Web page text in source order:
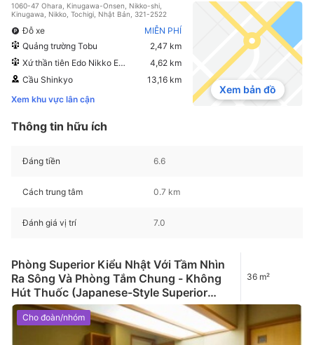
1060-47 Ohara, Kinugawa-Onsen, Nikko-shi,
Kinugawa, Nikko, Tochigi, Nhật Bản, 321-2522
Đỗ xe
MIỄN PHÍ
Quảng trường Tobu
2,47 km
Xứ thần tiên Edo Nikko Edomura
4,62 km
Cầu Shinkyo
13,16 km
Xem khu vực lân cận
Xem bản đồ
Thông tin hữu ích
Đáng tiền 6.6
Cách trung tâm 0.7 km
Đánh giá vị trí 7.0
Phòng Superior Kiểu Nhật Với Tầm Nhìn
Ra Sông Và Phòng Tắm Chung - Không
Hút Thuốc (Japanese-Style Superior
Room with River View and Shared
Bathroom- Non-Smoking)
36 m²
Cho đoàn/nhóm